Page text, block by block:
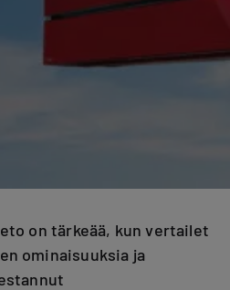
on tärkeää, kun vertailet
ominaisuuksia ja